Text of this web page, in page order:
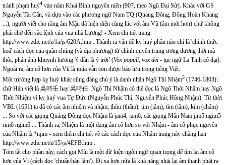
tránh phạm huý4 vào năm Khai Bình nguyên niên (907, theo Ngũ Đại Sử). Khác với GS
Nguyễn Tài Cẩn, và dựa vào các phương ngữ Nam TQ (Quảng Đông, Đông Hoàn Khang
...), người viết cho rằng âm Mậu đã hiện diện cùng lúc với âm Vũ (âm mới hơn) chứ không
phải chờ đến sắc lệnh của vua nhà Lương! - Xem chi tiết trang
http://www.zdic.net/z/1a/js/620A.htm . Thành ra vấn đề kỵ huý phần nào chỉ là 'chính thức
hoá' cách đọc của quần chúng (và địa phương) từ chính quyền trung ương đương thời mà
thôi, phản ánh khuynh hướng 'ý dân là ý trời’ (Vox populi, vox dei - tục ngữ La Tinh cổ đại).
Ngoài ra, âm cổ hơn của Vũ là múa vẫn còn được bảo lưu trong tiếng Việt.
Một trường hợp kỵ huý khác cũng đáng chú ý là danh nhân Ngô Thì Nhậm5 (1746-1803):
chữ Hán viết là 吳時壬 hay 吳時任. Ngô Thì Nhậm có thể đọc là Ngô Thời Nhậm hay Ngô
Thời Nhiệm vì kỵ huý vua Tự Đức (Nguyễn Phúc Thì, Nguyễn Phúc Hồng Nhậm). Từ thời
VBL (1651) ta đã có các âm nhiệm và nhậm, thím (thẩm), tim (tâm), tìm (tầm), kim (châm)
... So với các giọng Quảng Đông đọc Nhậm là jam4, jam6, các giọng Mân Nam jim5 ngim5
rim6 ngim6 ... Thành ra, Nhiệm là một dạng âm cổ hơn so với Nhậm - âm cổ phục nguyên
của Nhậm là *njim - xem thêm chi tiết về các cách đọc của Nhậm trang này chẳng hạn
http://www.zdic.net/z/15/js/4EFB.htm .
Tóm tắt cho phần này, cách gọi Mùi là một dữ kiện ngôn ngữ quan trọng để tìm lại âm cổ
hơn của Vị (cách đọc 'chuẩn/hàn lâm'). Đi xa hơn nữa là khả năng nhái lại âm thanh phát ra